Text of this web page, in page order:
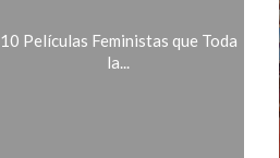
10 Películas Feministas que Toda
la...